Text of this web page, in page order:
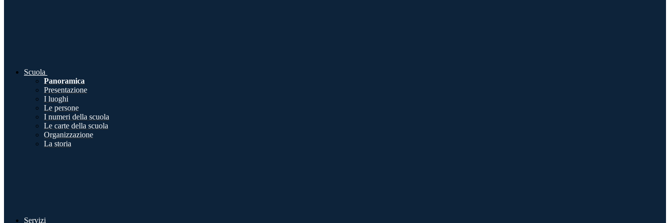
Scuola
Panoramica
Presentazione
I luoghi
Le persone
I numeri della scuola
Le carte della scuola
Organizzazione
La storia
Servizi